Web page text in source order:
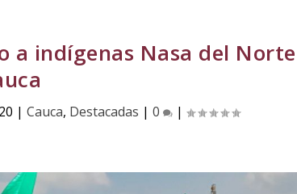
a indígenas Nasa del Norte
|Cauca, Destacadas |0 |